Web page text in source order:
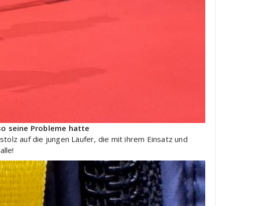
seine Probleme hatte
auf die jungen Läufer, die mit ihrem Einsatz und